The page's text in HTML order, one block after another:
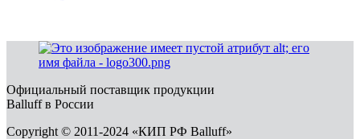
Официальный поставщик продукции
Balluff в России
Copyright © 2011-2024 «КИП РФ Balluff»